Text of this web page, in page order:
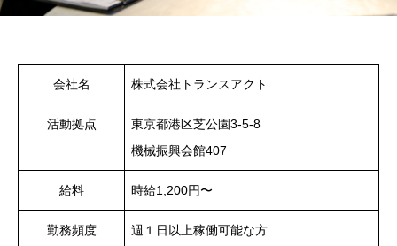
会社名 株式会社トランスアクト
活動拠点
東京都港区芝公園3-5-8
機械振興会館407
給料 時給1,200円〜
勤務頻度 週１日以上稼働可能な方